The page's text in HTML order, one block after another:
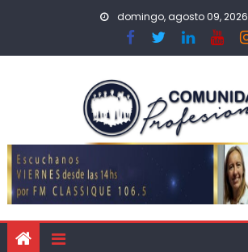
domingo, agosto 09, 2026